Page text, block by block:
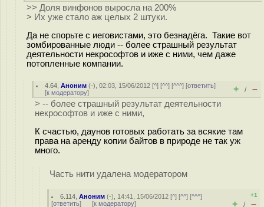
>> Доля винфонов выросла на 200%
> Их уже стало аж целых 2 штуки.
Да не спорьте с иеговистами, это безнадёга. Такие вот
зомбированные люди -- более страшный результат
деятельности некрософтов и иже с ними, чем даже
потопленные компании.
4.64 ,Аноним (-), 02:03, 15/06/2012 [^] [^^] [^^^] [ответить]
[к модератору] + / –
> -- более страшный результат деятельности
некрософтов и иже с ними,
К счастью, даунов готовых работать за всякие там
права на аренду копии байтов в природе не так уж
много.
Часть нити удалена модератором
6.114 ,Аноним (-), 14:41, 15/06/2012 [^] [^^] [^^^]
[ответить] [к модератору]
+1
+ / –